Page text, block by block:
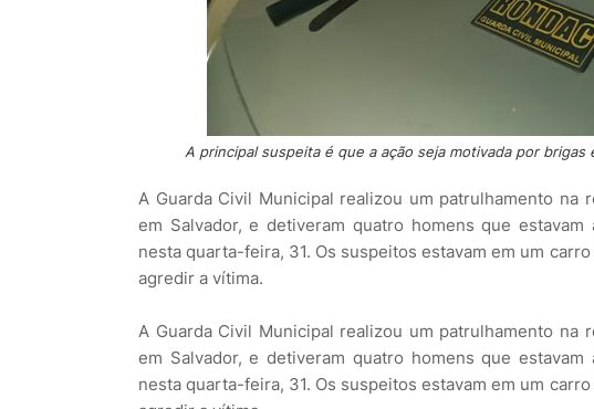
A principal suspeita é que a ação seja motivada por
A Guarda Civil Municipal realizou um patrulhamento na
em Salvador, e detiveram quatro homens que
nesta quarta-feira, 31. Os suspeitos estavam em um
agredir a vítima.
A Guarda Civil Municipal realizou um patrulhamento na
em Salvador, e detiveram quatro homens que
nesta quarta-feira, 31. Os suspeitos estavam em um